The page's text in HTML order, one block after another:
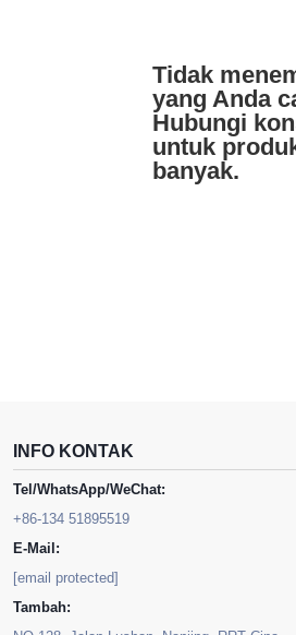
Tidak
yang Anda
Hubungi
untuk
banyak.
INFO KONTAK
Tel/WhatsApp/WeChat:
+86-134 51895519
E-Mail:
[email protected]
Tambah: